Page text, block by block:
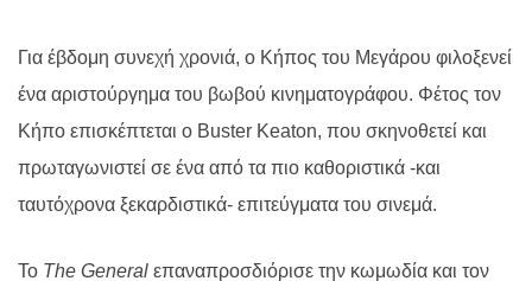
Για έβδομη συνεχή χρονιά, ο Κήπος του Μεγάρου φιλοξενεί
ένα αριστούργημα του βωβού κινηματογράφου. Φέτος τον
Κήπο επισκέπτεται ο Buster Keaton, που σκηνοθετεί και
πρωταγωνιστεί σε ένα από τα πιο καθοριστικά -και
ταυτόχρονα ξεκαρδιστικά- επιτεύγματα του σινεμά.
Το The General επαναπροσδιόρισε την κωμωδία και τον